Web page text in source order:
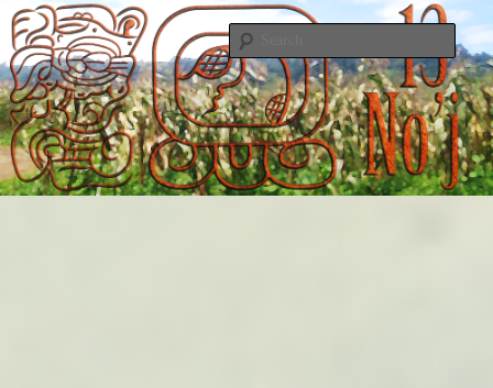
13 No'j
グアテマラ、マヤ文明とプログラミング/Mayan World and Programming